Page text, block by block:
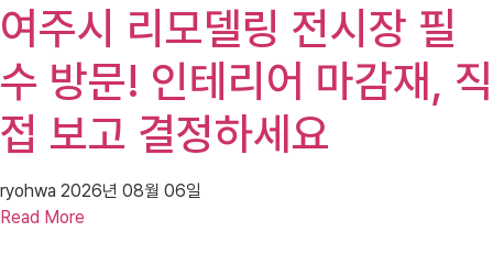
여주시 리모델링 전시장 필
수 방문! 인테리어 마감재, 직
접 보고 결정하세요
ryohwa 2026년 08월 06일
Read More